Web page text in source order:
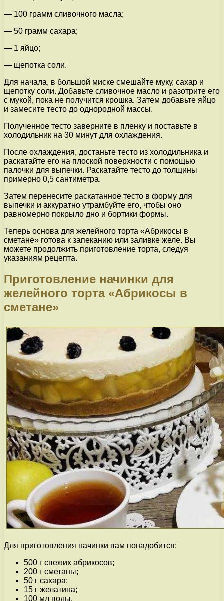
— 100 грамм сливочного масла;
— 50 грамм сахара;
— 1 яйцо;
— щепотка соли.
Для начала, в большой миске смешайте муку, сахар и
щепотку соли. Добавьте сливочное масло и разотрите его
с мукой, пока не получится крошка. Затем добавьте яйцо
и замесите тесто до однородной массы.
Полученное тесто заверните в пленку и поставьте в
холодильник на 30 минут для охлаждения.
После охлаждения, достаньте тесто из холодильника и
раскатайте его на плоской поверхности с помощью
палочки для выпечки. Раскатайте тесто до толщины
примерно 0,5 сантиметра.
Затем перенесите раскатанное тесто в форму для
выпечки и аккуратно утрамбуйте его, чтобы оно
равномерно покрыло дно и бортики формы.
Теперь основа для желейного торта «Абрикосы в
сметане» готова к запеканию или заливке желе. Вы
можете продолжить приготовление торта, следуя
указаниям рецепта.
Приготовление начинки для
желейного торта «Абрикосы в
сметане»
Для приготовления начинки вам понадобится:
500 г свежих абрикосов;
200 г сметаны;
50 г сахара;
15 г желатина;
100 мл воды.